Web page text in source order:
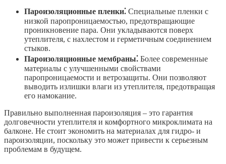
Пароизоляционные пленки⁚ Специальные пленки с
низкой паропроницаемостью, предотвращающие
проникновение пара. Они укладываются поверх
утеплителя, с нахлестом и герметичным соединением
стыков.
Пароизоляционные мембраны⁚ Более современные
материалы с улучшенными свойствами
паропроницаемости и ветрозащиты. Они позволяют
выводить излишки влаги из утеплителя, предотвращая
его намокание.
Правильно выполненная пароизоляция – это гарантия
долговечности утеплителя и комфортного микроклимата на
балконе. Не стоит экономить на материалах для гидро- и
пароизоляции, поскольку это может привести к серьезным
проблемам в будущем.